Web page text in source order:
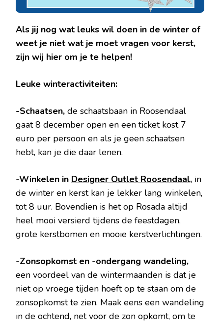
Als jij nog wat leuks wil doen in de winter of
weet je niet wat je moet vragen voor kerst,
zijn wij hier om je te helpen!
Leuke winteractiviteiten:
-Schaatsen, de schaatsbaan in Roosendaal
gaat 8 december open en een ticket kost 7
euro per persoon en als je geen schaatsen
hebt, kan je die daar lenen.
-Winkelen in Designer Outlet Roosendaal, in
de winter en kerst kan je lekker lang winkelen,
tot 8 uur. Bovendien is het op Rosada altijd
heel mooi versierd tijdens de feestdagen,
grote kerstbomen en mooie kerstverlichtingen.
-Zonsopkomst en -ondergang wandeling,
een voordeel van de wintermaanden is dat je
niet op vroege tijden hoeft op te staan om de
zonsopkomst te zien. Maak eens een wandeling
in de ochtend, net voor de zon opkomt, om te